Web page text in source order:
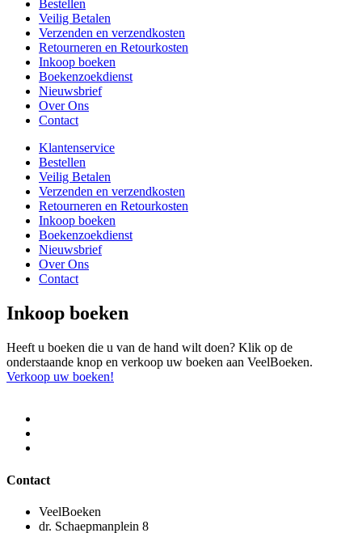
Bestellen
Veilig Betalen
Verzenden en verzendkosten
Retourneren en Retourkosten
Inkoop boeken
Boekenzoekdienst
Nieuwsbrief
Over Ons
Contact
Klantenservice
Bestellen
Veilig Betalen
Verzenden en verzendkosten
Retourneren en Retourkosten
Inkoop boeken
Boekenzoekdienst
Nieuwsbrief
Over Ons
Contact
Inkoop boeken
Heeft u boeken die u van de hand wilt doen? Klik op de
onderstaande knop en verkoop uw boeken aan VeelBoeken.
Verkoop uw boeken!
Contact
VeelBoeken
dr. Schaepmanplein 8